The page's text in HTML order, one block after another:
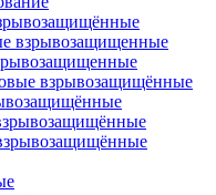
взрывозащищенные
взрывозащищённые